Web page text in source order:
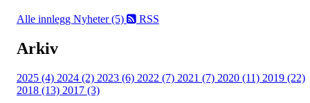
Alle innlegg Nyheter (5) RSS
Arkiv
2025 (4) 2024 (2) 2023 (6) 2022 (7) 2021 (7) 2020 (11) 2019 (22)
2018 (13) 2017 (3)